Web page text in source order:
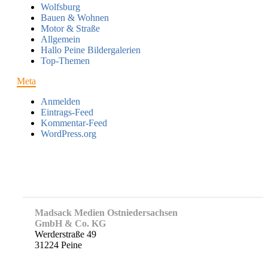
Wolfsburg
Bauen & Wohnen
Motor & Straße
Allgemein
Hallo Peine Bildergalerien
Top-Themen
Meta
Anmelden
Eintrags-Feed
Kommentar-Feed
WordPress.org
Madsack Medien Ostniedersachsen
GmbH & Co. KG
Werderstraße 49
31224 Peine